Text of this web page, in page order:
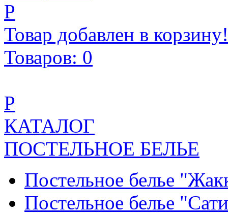
Р
Товар добавлен в корзину!
Товаров: 0
Р
КАТАЛОГ
ПОСТЕЛЬНОЕ БЕЛЬЕ
Постельное белье
Постельное белье